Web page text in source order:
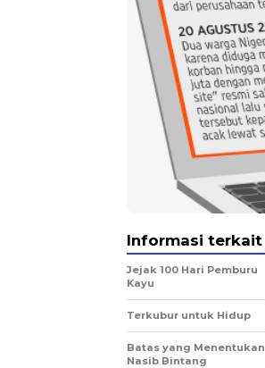
Informasi terkait
Jejak 100 Hari Pemburu
Kayu
Terkubur untuk Hidup
Batas yang Menentukan
Nasib Bintang